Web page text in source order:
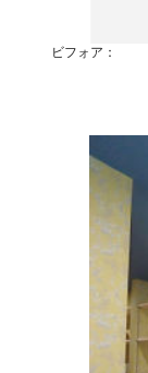
ビフォア：